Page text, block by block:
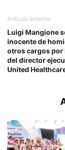
Artículo anterior
Luigi Mangione
inocente de
otros cargos por
del director
United